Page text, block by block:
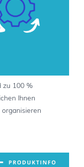
zu 100 %
Ihnen